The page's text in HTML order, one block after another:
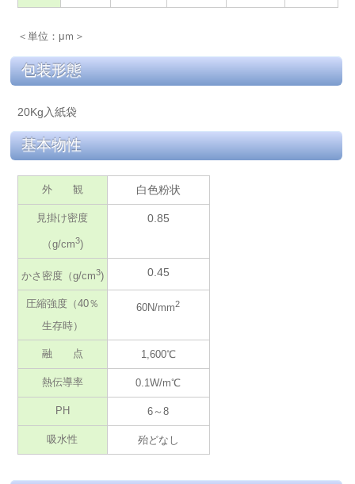
＜単位：μｍ＞
包装形態
20Kg入紙袋
基本物性
外 観 白色粉状
見掛け密度
（g/cm3)
0.85
かさ密度（g/cm3) 0.45
圧縮強度（40％
生存時）
60N/mm2
融 点 1,600℃
熱伝導率 0.1W/m℃
PH 6～8
吸水性 殆どなし